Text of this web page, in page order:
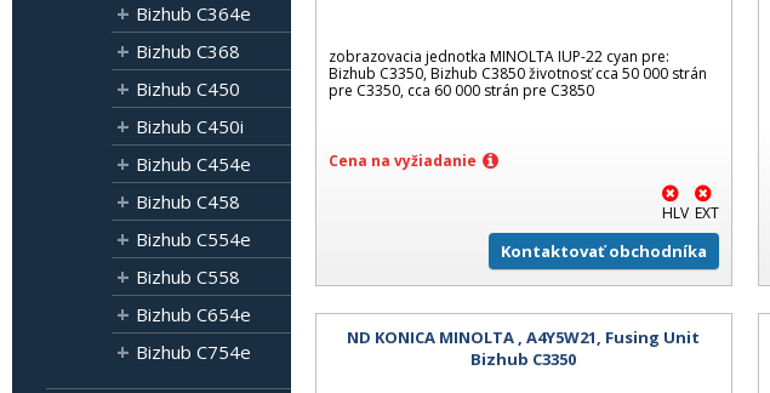
Bizhub C364e
Bizhub C368
Bizhub C450
Bizhub C450i
Bizhub C454e
Bizhub C458
Bizhub C554e
Bizhub C558
Bizhub C654e
Bizhub C754e
zobrazovacia jednotka MINOLTA IUP-22 cyan pre:
Bizhub C3350, Bizhub C3850 životnosť cca 50 000 strán
pre C3350, cca 60 000 strán pre C3850
Cena na vyžiadanie
HLV EXT
Kontaktovať obchodníka
ND KONICA MINOLTA , A4Y5W21, Fusing Unit
Bizhub C3350